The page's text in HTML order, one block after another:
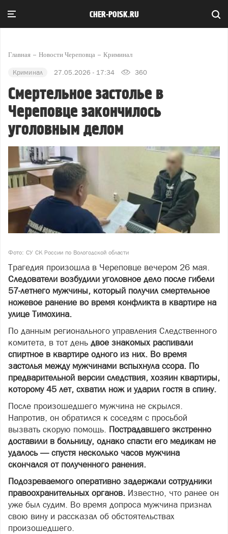
CHER-POISK.RU
Главная Новости Череповца Криминал
Криминал 27.05.2026 - 17:34 360
Смертельное застолье в
Череповце закончилось
уголовным делом
Фото: СУ СК России по Вологодской области
Трагедия произошла в Череповце вечером 26 мая.
Следователи возбудили уголовное дело после гибели
57-летнего мужчины, который получил смертельное
ножевое ранение во время конфликта в квартире на
улице Тимохина.
По данным регионального управления Следственного
комитета, в тот день двое знакомых распивали
спиртное в квартире одного из них. Во время
застолья между мужчинами вспыхнула ссора. По
предварительной версии следствия, хозяин квартиры,
которому 45 лет, схватил нож и ударил гостя в спину.
После произошедшего мужчина не скрылся.
Напротив, он обратился к соседям с просьбой
вызвать скорую помощь. Пострадавшего экстренно
доставили в больницу, однако спасти его медикам не
удалось — спустя несколько часов мужчина
скончался от полученного ранения.
Подозреваемого оперативно задержали сотрудники
правоохранительных органов. Известно, что ранее он
уже был судим. Во время допроса мужчина признал
свою вину и рассказал об обстоятельствах
произошедшего.